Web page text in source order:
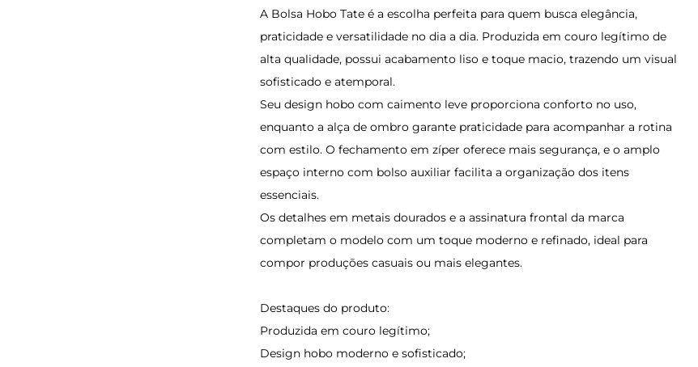
A Bolsa Hobo Tate é a escolha perfeita para quem busca elegância,
praticidade e versatilidade no dia a dia. Produzida em couro legítimo de
alta qualidade, possui acabamento liso e toque macio, trazendo um visual
sofisticado e atemporal.
Seu design hobo com caimento leve proporciona conforto no uso,
enquanto a alça de ombro garante praticidade para acompanhar a rotina
com estilo. O fechamento em zíper oferece mais segurança, e o amplo
espaço interno com bolso auxiliar facilita a organização dos itens
essenciais.
Os detalhes em metais dourados e a assinatura frontal da marca
completam o modelo com um toque moderno e refinado, ideal para
compor produções casuais ou mais elegantes.
Destaques do produto:
Produzida em couro legítimo;
Design hobo moderno e sofisticado;